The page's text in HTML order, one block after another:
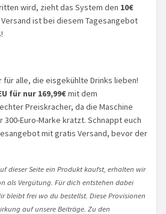
wird, zieht das System den 10€
Versand ist bei diesem Tagesangebot
für alle, die eisgekühlte Drinks lieben!
für nur 169,99€mit dem
Preiskracher, da die Maschine
Euro-Marke kratzt. Schnappt euch
mit gratis Versand, bevor der
dieser Seite ein Produkt kaufst, erhalten wir
als Vergütung. Für dich entstehen dabei
bleibt frei wo du bestellst. Diese Provisionen
auf unsere Beiträge. Zu den